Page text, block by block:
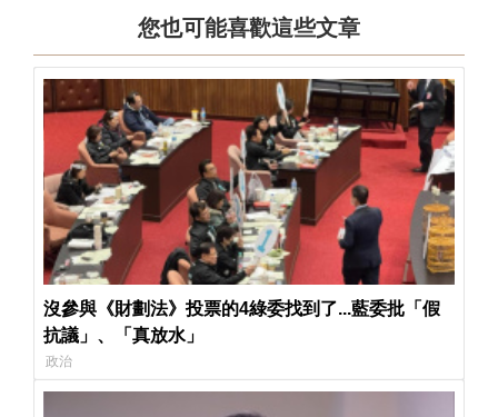
您也可能喜歡這些文章
沒參與《財劃法》投票的4綠委找到了...藍委批「假
抗議」、「真放水」
政治